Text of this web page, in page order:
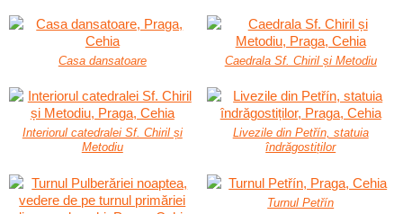
Casa dansatoare Caedrala Sf. Chiril și Metodiu
Interiorul catedralei Sf. Chiril și
Metodiu
Livezile din Petřín, statuia
îndrăgostiților
Turnul Petřín